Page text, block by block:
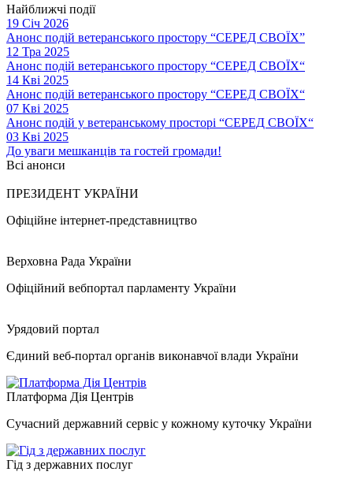
Найближчі події
19 Січ 2026
Анонс подій ветеранського простору “СЕРЕД СВОЇХ”
12 Тра 2025
Анонс подій ветеранського простору “СЕРЕД СВОЇХ“
14 Кві 2025
Анонс подій ветеранського простору “СЕРЕД СВОЇХ“
07 Кві 2025
Анонс подій у ветеранському просторі “СЕРЕД СВОЇХ“
03 Кві 2025
До уваги мешканців та гостей громади!
Всі анонси
ПРЕЗИДЕНТ УКРАЇНИ
Офіційне інтернет-представництво
Верховна Рада України
Офіційний вебпортал парламенту України
Урядовий портал
Єдиний веб-портал органів виконавчої влади України
Платформа Дія Центрів
Сучасний державний сервіс у кожному куточку України
Гід з державних послуг